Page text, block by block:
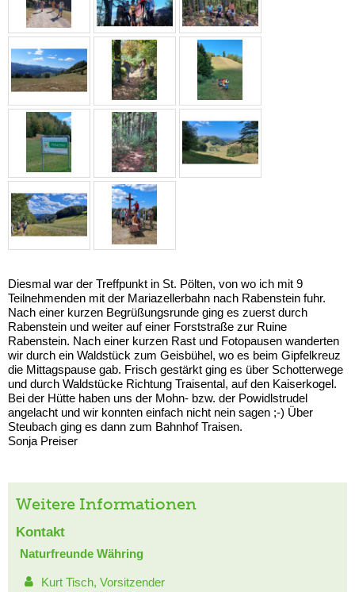
Diesmal war der Treffpunkt in St. Pölten, von wo ich mit 9
Teilnehmenden mit der Mariazellerbahn nach Rabenstein fuhr.
Nach einer kurzen Begrüßungsrunde ging es zuerst durch
Rabenstein und weiter auf einer Forststraße zur Ruine
Rabenstein. Nach einer kurzen Rast und Fotopausen wanderten
wir durch ein Waldstück zum Geisbühel, wo es beim Gipfelkreuz
die Mittagspause gab. Frisch gestärkt ging es über Schotterwege
und durch Waldstücke Richtung Traisental, auf den Kaiserkogel.
Bei der Hütte haben uns der Mohn- bzw. der Powidlstrudel
angelacht und wir konnten einfach nicht nein sagen ;-) Über
Steubach ging es dann zum Bahnhof Traisen.
Sonja Preiser
Weitere Informationen
Kontakt
Naturfreunde Währing
Kurt Tisch, Vorsitzender